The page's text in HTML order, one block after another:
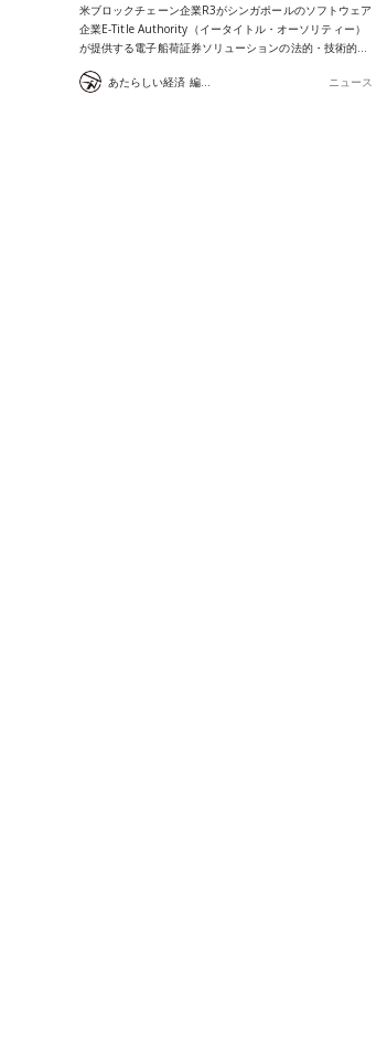
米ブロックチェーン企業R3がシンガポールのソフトウェア
企業E-Title Authority（イータイトル・オーソリティー）
が提供する電子船荷証券ソリューションの法的・技術的…
あたらしい経済 編集部 ニュース